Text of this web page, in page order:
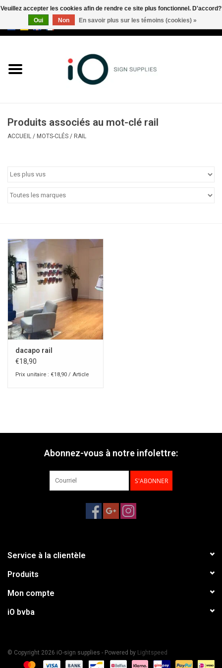
Marques
Appelez-nous au +32 3 353 67
Produits associés au mot-clé rail
ACCUEIL / MOTS-CLÉS / RAIL
dacapo rail
€18,90
Prix unitaire : €18,90 / Article
Abonnez-vous à notre infolettre:
S'ABONNER
Service à la clientèle
Produits
Mon compte
iO bvba
© Copyright 2026 iO-sign supplies - Powered by Lightspeed
Veuillez accepter les cookies afin de rendre ce site plus fonctionnel. D'accord?
Oui
Non En savoir plus sur les témoins (cookies) »